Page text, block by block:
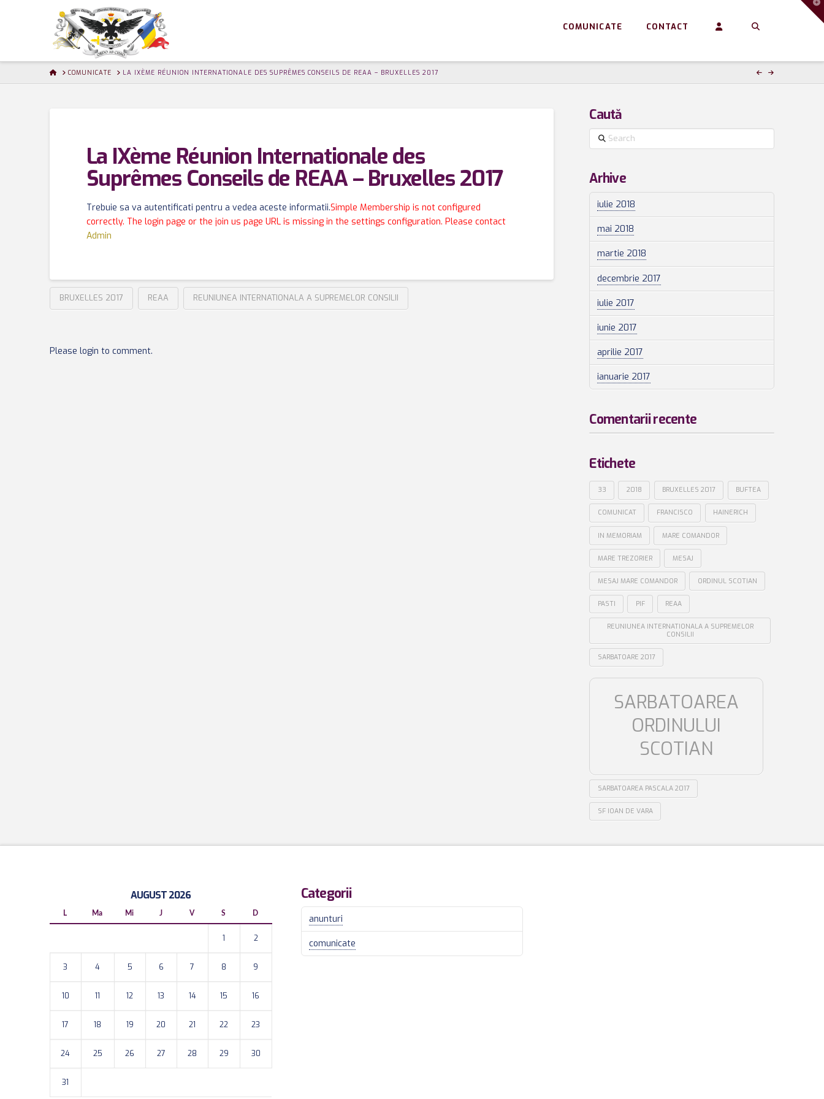
COMUNICATE CONTACT
HOMECOMUNICATE LA IXÈME RÉUNION INTERNATIONALE DES SUPRÊMES CONSEILS DE REAA – BRUXELLES 2017
La IXème Réunion Internationale des
Suprêmes Conseils de REAA – Bruxelles 2017
Trebuie sa va autentificati pentru a vedea aceste informatii.Simple Membership is not configured
correctly. The login page or the join us page URL is missing in the settings configuration. Please contact
Admin
BRUXELLES 2017 REAA REUNIUNEA INTERNATIONALA A SUPREMELOR CONSILII
Please login to comment.
Caută
Search
Arhive
iulie 2018
mai 2018
martie 2018
decembrie 2017
iulie 2017
iunie 2017
aprilie 2017
ianuarie 2017
Comentarii recente
Etichete
33 2018 BRUXELLES 2017 BUFTEA
COMUNICAT FRANCISCO HAINERICH
IN MEMORIAM MARE COMANDOR
MARE TREZORIER MESAJ
MESAJ MARE COMANDOR ORDINUL SCOTIAN
PASTI PIF REAA
REUNIUNEA INTERNATIONALA A SUPREMELOR
CONSILII
SARBATOARE 2017
SARBATOAREA
ORDINULUI
SCOTIAN
SARBATOAREA PASCALA 2017
SF IOAN DE VARA
AUGUST 2026
L Ma Mi J V S D
1 2
3 4 5 6 7 8 9
10 11 12 13 14 15 16
17 18 19 20 21 22 23
24 25 26 27 28 29 30
31
Categorii
anunturi
comunicate